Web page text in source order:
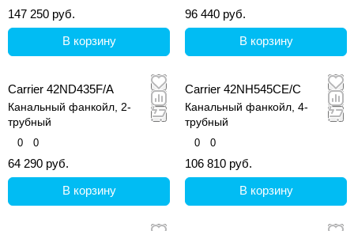
147 250 руб.
В корзину
96 440 руб.
В корзину
Carrier 42ND435F/A
Канальный фанкойл, 2-
трубный
0 0
64 290 руб.
В корзину
Carrier 42NH545CE/C
Канальный фанкойл, 4-
трубный
0 0
106 810 руб.
В корзину